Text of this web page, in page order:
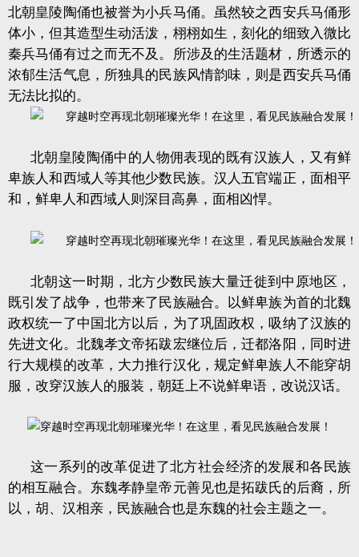
北朝皇陵陶俑也被誉为小兵马俑。虽然较之西安兵马俑形
体小，但其造型生动活泼，栩栩如生，刻化的细致入微比
秦兵马俑有过之而无不及。所涉及的生活题材，所透示的
浓郁生活气息，所独具的民族风情韵味，则是西安兵马俑
无法比拟的。
北朝皇陵陶俑中的人物佣表现的既有汉族人，又有鲜
卑族人和西域人等其他少数民族。汉人五官端正，面相平
和，鲜卑人和西域人则深目高鼻，面相凶悍。
北朝这一时期，北方少数民族大量迁徙到中原地区，
既引发了战争，也带来了民族融合。以鲜卑族为首的北魏
政权统一了中国北方以后，为了巩固政权，吸纳了汉族的
先进文化。北魏孝文帝拓跋宏继位后，迁都洛阳，同时进
行大规模的改革，大力推行汉化，规定鲜卑族人不能穿胡
服，改穿汉族人的服装，朝廷上不说鲜卑语，改说汉话。
这一系列的改革促进了北方社会经济的发展和各民族
的相互融合。东魏孝静皇帝元善见也是拓跋氏的后裔，所
以，胡、汉相亲，民族融合也是东魏的社会主题之一。